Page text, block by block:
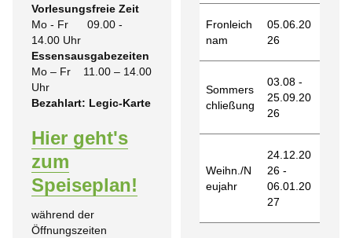
Vorlesungsfreie Zeit
Mo - Fr 09.00 -
14.00 Uhr
Essensausgabezeiten
Mo – Fr 11.00 – 14.00
Uhr
Bezahlart: Legic-Karte
Hier geht's
zum
Speiseplan!
während der
Öffnungszeiten
Fronleich
nam
05.06.20
26
Sommers
chließung
03.08 -
25.09.20
26
Weihn./N
eujahr
24.12.20
26 -
06.01.20
27